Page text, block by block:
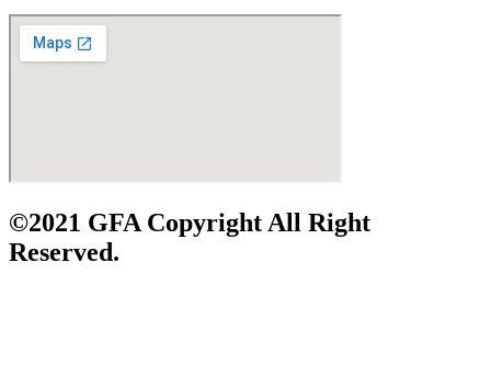
©2021 GFA Copyright All Right
Reserved.